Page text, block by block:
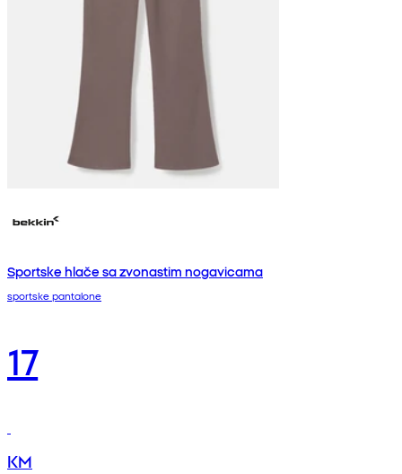
Sportske hlače sa zvonastim nogavicama
sportske pantalone
17
KM